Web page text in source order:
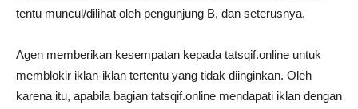
tentu muncul/dilihat oleh pengunjung B, dan seterusnya.
Agen memberikan kesempatan kepada tatsqif.online untuk
memblokir iklan-iklan tertentu yang tidak diinginkan. Oleh
karena itu, apabila bagian tatsqif.online mendapati iklan dengan